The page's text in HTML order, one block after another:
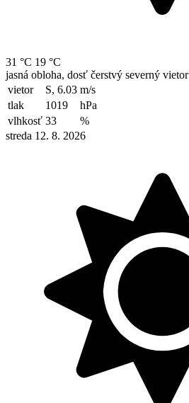
31 °C 19 °C
jasná obloha, dosť čerstvý severný vietor
vietor
S, 6.03 m/s
tlak
1019
hPa
vlhkosť 33
%
streda 12. 8. 2026